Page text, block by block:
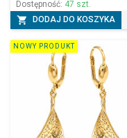
Dostępność: 47 szt.
 DODAJ DO KOSZYKA
NOWY PRODUKT